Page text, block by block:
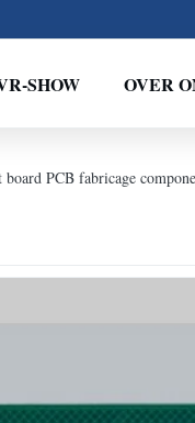
SHOW OVER
PCB fabricage